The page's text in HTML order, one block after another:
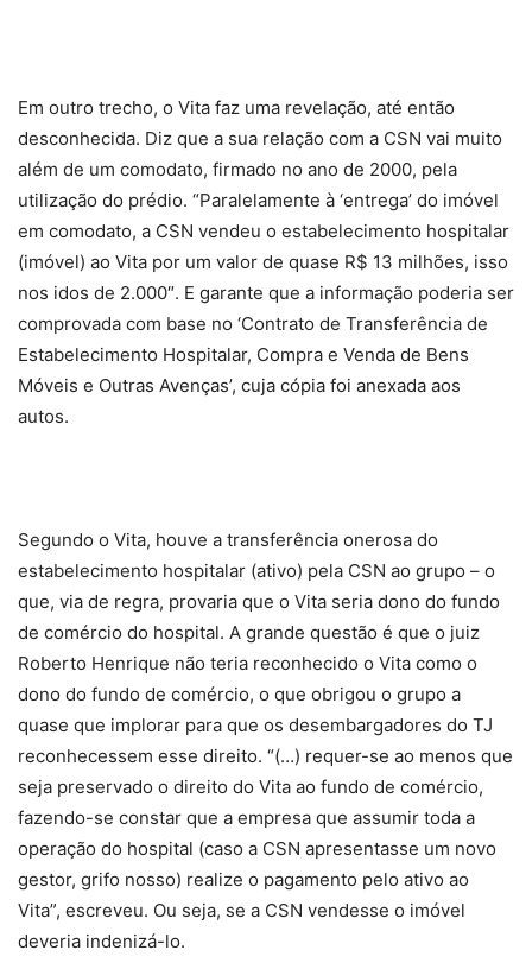
Em outro trecho, o Vita faz uma revelação, até então
desconhecida. Diz que a sua relação com a CSN vai muito
além de um comodato, firmado no ano de 2000, pela
utilização do prédio. “Paralelamente à ‘entrega’ do imóvel
em comodato, a CSN vendeu o estabelecimento hospitalar
(imóvel) ao Vita por um valor de quase R$ 13 milhões, isso
nos idos de 2.000″. E garante que a informação poderia ser
comprovada com base no ‘Contrato de Transferência de
Estabelecimento Hospitalar, Compra e Venda de Bens
Móveis e Outras Avenças’, cuja cópia foi anexada aos
autos.
Segundo o Vita, houve a transferência onerosa do
estabelecimento hospitalar (ativo) pela CSN ao grupo – o
que, via de regra, provaria que o Vita seria dono do fundo
de comércio do hospital. A grande questão é que o juiz
Roberto Henrique não teria reconhecido o Vita como o
dono do fundo de comércio, o que obrigou o grupo a
quase que implorar para que os desembargadores do TJ
reconhecessem esse direito. “(…) requer-se ao menos que
seja preservado o direito do Vita ao fundo de comércio,
fazendo-se constar que a empresa que assumir toda a
operação do hospital (caso a CSN apresentasse um novo
gestor, grifo nosso) realize o pagamento pelo ativo ao
Vita”, escreveu. Ou seja, se a CSN vendesse o imóvel
deveria indenizá-lo.